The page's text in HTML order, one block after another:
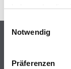
haben oder die
Einwilligungsauswahl
Notwendig
Präferenzen
Online-Shop